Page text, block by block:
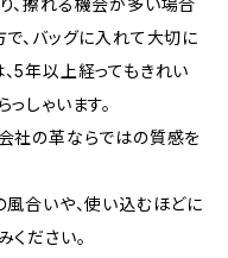
、擦れる機会が多い場合
、バッグに入れて大切に
5年以上経ってもきれい
しゃいます。
社の革ならではの質感を
風合いや、使い込むほどに
ださい。